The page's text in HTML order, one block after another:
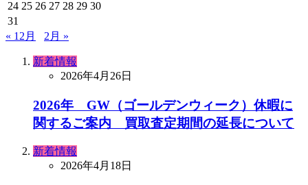
24 25 26 27 28 29 30
31
« 12月
2月 »
新着情報
2026年4月26日
2026年 GW（ゴールデンウィーク）休暇に
関するご案内 買取査定期間の延長について
新着情報
2026年4月18日